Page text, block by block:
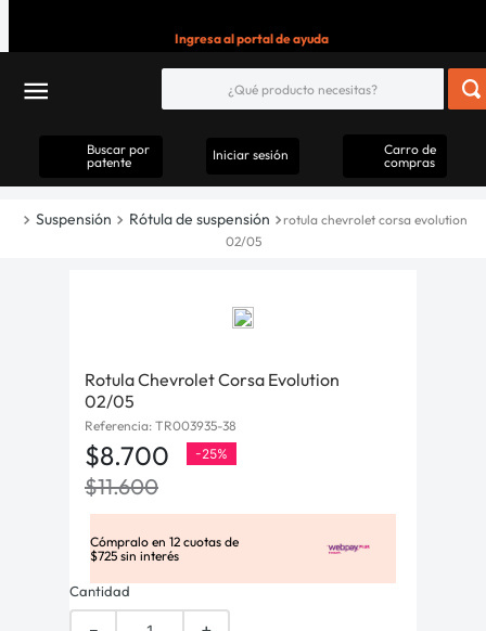
Ingresa al portal de ayuda
Buscar por
patente
Iniciar sesión
Carro de
compras
Suspensión Rótula de suspensión
rotula chevrolet corsa evolution
02/05
Rotula Chevrolet Corsa Evolution
02/05
Referencia: TR003935-38
$8.700 -25%
$11.600
Cómpralo en 12 cuotas de
$725 sin interés
Cantidad